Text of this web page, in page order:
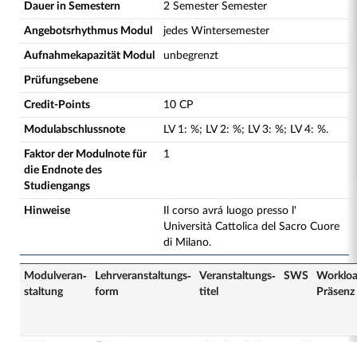
Dauer in Semestern 2 Semester Semester
Angebotsrhythmus Modul jedes Wintersemester
Aufnahmekapazität Modul unbegrenzt
Prüfungsebene
Credit-Points 10 CP
Modulabschlussnote LV 1: %; LV 2: %; LV 3: %; LV 4: %.
Faktor der Modulnote für
die Endnote des
Studiengangs
1
Hinweise
Il corso avrá luogo presso l'
Università Cattolica del Sacro Cuore
di Milano.
Modulveran­
staltung
Lehrveranstaltungs­
form
Veranstaltungs­
titel
SWS
Präsenz